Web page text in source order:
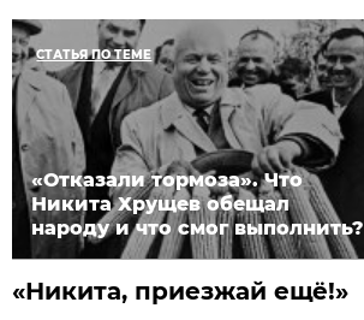
СТАТЬЯ ПО ТЕМЕ
«Отказали тормоза». Что
Никита Хрущев обещал
народу и что смог выполнить?
«Никита, приезжай ещё!»